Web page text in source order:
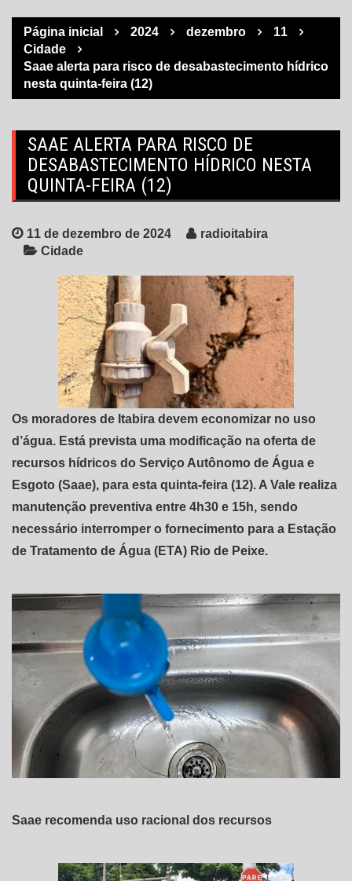
Página inicial 2024 dezembro
11
Cidade
Saae alerta para risco de desabastecimento hídrico
nesta quinta-feira (12)
SAAE ALERTA PARA RISCO DE
DESABASTECIMENTO HÍDRICO NESTA
QUINTA-FEIRA (12)
11 de dezembro de 2024
radioitabira
Cidade
Os moradores de Itabira devem economizar no uso
d’água. Está prevista uma modificação na oferta de
recursos hídricos do Serviço Autônomo de Água e
Esgoto (Saae), para esta quinta-feira (12). A Vale realiza
manutenção preventiva entre 4h30 e 15h, sendo
necessário interromper o fornecimento para a Estação
de Tratamento de Água (ETA) Rio de Peixe.
Saae recomenda uso racional dos recursos